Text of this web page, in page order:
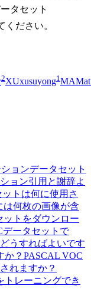
タセット
ください。
2XUxusuyong1 MA
ョンデータセット
ョン引用と謝辞よ
トは何に使用さ
は何枚の画像が含
ットをダウンロー
データセットで
うすればよいです
か？ PASCAL VOC
れますか？
トレーニングでき